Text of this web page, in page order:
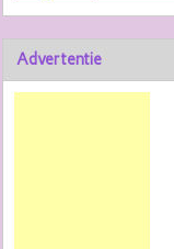
Advertentie